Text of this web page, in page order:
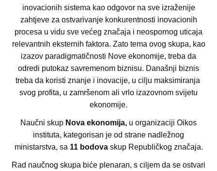
inovacionih sistema kao odgovor na sve izraženije
zahtjeve za ostvarivanje konkurentnosti inovacionih
procesa u vidu sve većeg značaja i neospornog uticaja
relevantnih eksternih faktora. Zato tema ovog skupa, kao
izazov paradigmatičnosti Nove ekonomije, treba da
odredi putokaz savremenom biznisu. Današnji biznis
treba da koristi znanje i inovacije, u cilju maksimiranja
svog profita, u zamršenom ali vrlo izazovnom svijetu
ekonomije.
Naučni skup Nova ekonomija, u organizaciji Oikos
instituta, kategorisan je od strane nadležnog
ministarstva, sa 11 bodovaskup Republičkog značaja.
Rad naučnog skupa biće plenaran, s ciljem da se ostvari